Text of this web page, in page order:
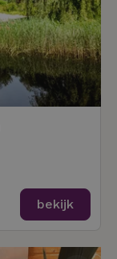
bekijk